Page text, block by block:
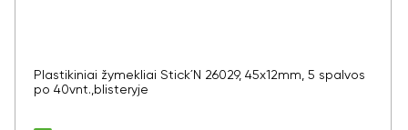
Plastikiniai žymekliai Stick´N 26029, 45x12mm, 5 spalvos
po 40vnt.,blisteryje